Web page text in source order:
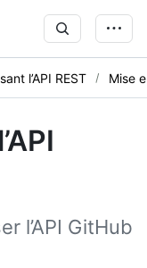
l’API REST Mise
l’API GitHub